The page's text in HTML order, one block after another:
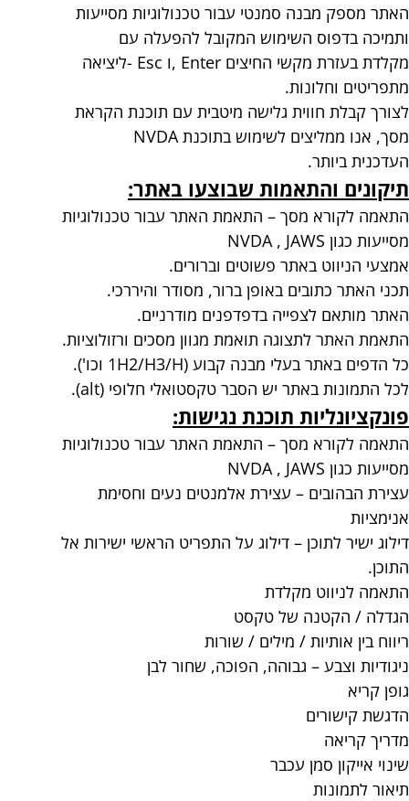
האתר מספק מבנה סמנטי עבור טכנולוגיות מסייעות
ותמיכה בדפוס השימוש המקובל להפעלה עם
מקלדת בעזרת מקשי החיצים Enter ,ו Esc -ליציאה
מתפריטים וחלונות.
לצורך קבלת חווית גלישה מיטבית עם תוכנת הקראת
מסך, אנו ממליצים לשימוש בתוכנת NVDA
העדכנית ביותר.
תיקונים והתאמות שבוצעו באתר:
התאמה לקורא מסך – התאמת האתר עבור טכנולוגיות
מסייעות כגון NVDA , JAWS
אמצעי הניווט באתר פשוטים וברורים.
תכני האתר כתובים באופן ברור, מסודר והיררכי.
האתר מותאם לצפייה בדפדפנים מודרניים.
התאמת האתר לתצוגה תואמת מגוון מסכים ורזולוציות.
כל הדפים באתר בעלי מבנה קבוע (1H2/H3/H וכו').
לכל התמונות באתר יש הסבר טקסטואלי חלופי (alt).
פונקציונליות תוכנת נגישות:
התאמה לקורא מסך – התאמת האתר עבור טכנולוגיות
מסייעות כגון NVDA , JAWS
עצירת הבהובים – עצירת אלמנטים נעים וחסימת
אנימציות
דילוג ישיר לתוכן – דילוג על התפריט הראשי ישירות אל
התוכן.
התאמה לניווט מקלדת
הגדלה / הקטנה של טקסט
ריווח בין אותיות / מילים / שורות
ניגודיות וצבע – גבוהה, הפוכה, שחור לבן
גופן קריא
הדגשת קישורים
מדריך קריאה
שינוי אייקון סמן עכבר
תיאור לתמונות